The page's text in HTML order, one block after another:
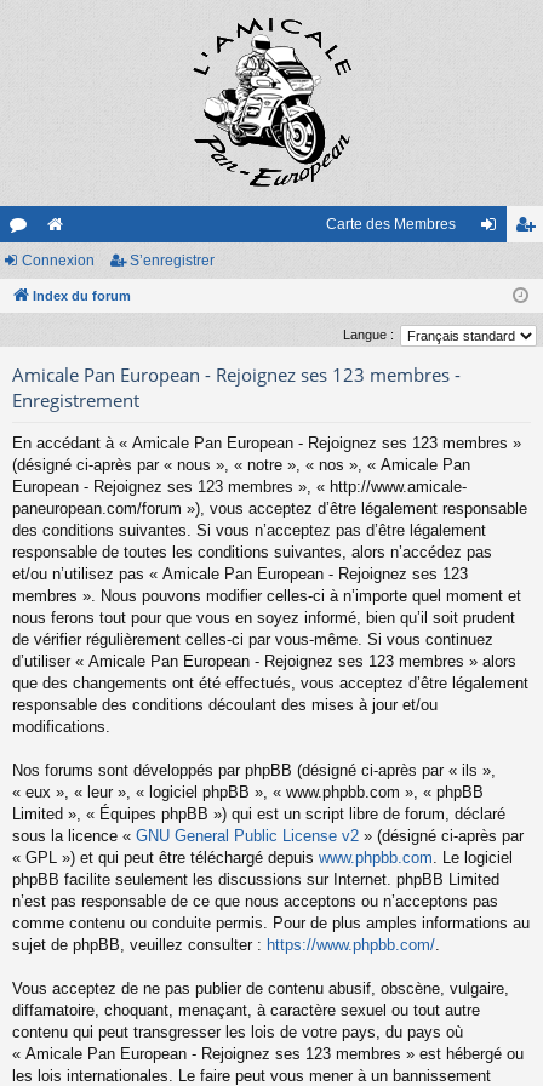
or
u
s
e
sit
Carte des Membres
xi
nr
eg
Connexion S’enregistrer
Index du forum
Langue :
Amicale Pan European - Rejoignez ses 123 membres -
Enregistrement
En accédant à « Amicale Pan European - Rejoignez ses 123 membres »
(désigné ci-après par « nous », « notre », « nos », « Amicale Pan
European - Rejoignez ses 123 membres », « http://www.amicale-
paneuropean.com/forum »), vous acceptez d’être légalement responsable
des conditions suivantes. Si vous n’acceptez pas d’être légalement
responsable de toutes les conditions suivantes, alors n’accédez pas
et/ou n’utilisez pas « Amicale Pan European - Rejoignez ses 123
membres ». Nous pouvons modifier celles-ci à n’importe quel moment et
nous ferons tout pour que vous en soyez informé, bien qu’il soit prudent
de vérifier régulièrement celles-ci par vous-même. Si vous continuez
d’utiliser « Amicale Pan European - Rejoignez ses 123 membres » alors
que des changements ont été effectués, vous acceptez d’être légalement
responsable des conditions découlant des mises à jour et/ou
modifications.
Nos forums sont développés par phpBB (désigné ci-après par « ils »,
« eux », « leur », « logiciel phpBB », « www.phpbb.com », « phpBB
Limited », « Équipes phpBB ») qui est un script libre de forum, déclaré
sous la licence « GNU General Public License v2 » (désigné ci-après par
« GPL ») et qui peut être téléchargé depuis www.phpbb.com . Le logiciel
phpBB facilite seulement les discussions sur Internet. phpBB Limited
n’est pas responsable de ce que nous acceptons ou n’acceptons pas
comme contenu ou conduite permis. Pour de plus amples informations au
sujet de phpBB, veuillez consulter : https://www.phpbb.com/
Vous acceptez de ne pas publier de contenu abusif, obscène, vulgaire,
diffamatoire, choquant, menaçant, à caractère sexuel ou tout autre
contenu qui peut transgresser les lois de votre pays, du pays où
« Amicale Pan European - Rejoignez ses 123 membres » est hébergé ou
les lois internationales. Le faire peut vous mener à un bannissement